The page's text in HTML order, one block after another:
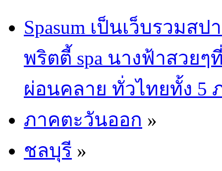
Spasum เป็นเว็บรวม
พริตตี้ spa นางฟ้าสวย
ผ่อนคลาย ทั่วไทยทั้ง 5
ภาคตะวันออก »
ชลบุรี »